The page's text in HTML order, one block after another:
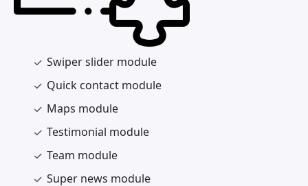
Swiper slider module
Quick contact module
Maps module
Testimonial module
Team module
Super news module